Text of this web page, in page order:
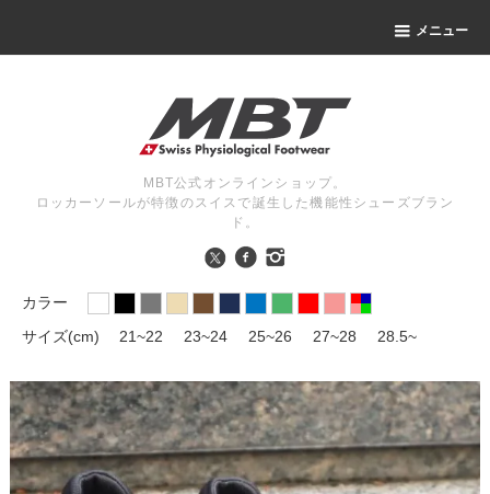
メニュー
MBT公式オンラインショップ。
ロッカーソールが特徴のスイスで誕生した機能性シューズブラン
ド。
カラー
サイズ(cm)
21~22 23~24 25~26 27~28 28.5~